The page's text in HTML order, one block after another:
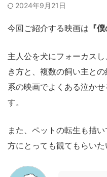
2024年9月21日
今回ご紹介する映画は 『
主人公を犬にフォーカス
き方と、複数の飼い主と
系の映画でよくある泣か
す。
また、ペットの転生も描
方にとっても観てもらいた